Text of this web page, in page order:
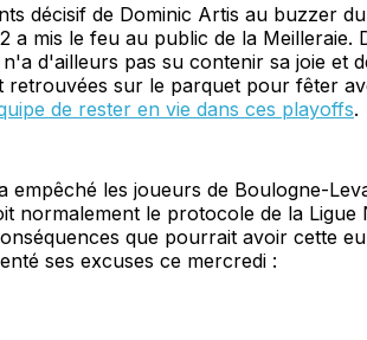
décisif de Dominic Artis au buzzer
a mis le feu au public de la Meilleraie.
d'ailleurs pas su contenir sa joie et
retrouvées sur le parquet pour fêter
de rester en vie dans ces playoffs.
empêché les joueurs de Boulogne-
normalement le protocole de la Ligue
que pourrait avoir cette
ses excuses ce mercredi :